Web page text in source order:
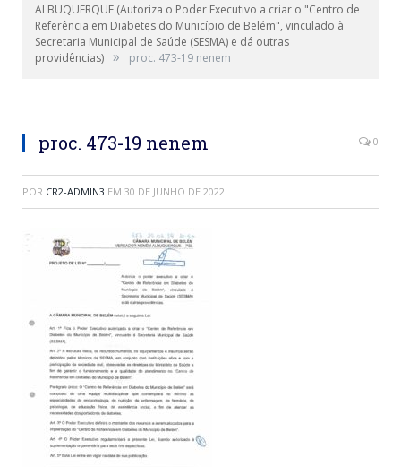
ALBUQUERQUE (Autoriza o Poder Executivo a criar o "Centro de
Referência em Diabetes do Município de Belém", vinculado à
Secretaria Municipal de Saúde (SESMA) e dá outras
providências) » proc. 473-19 nenem
proc. 473-19 nenem 0
POR CR2-ADMIN3 EM 30 DE JUNHO DE 2022